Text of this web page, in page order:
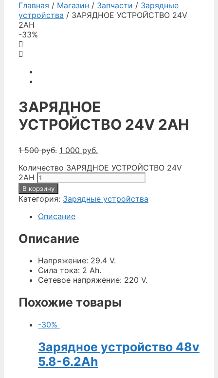
Главная / Магазин / Запчасти / Зарядные
устройства / ЗАРЯДНОЕ УСТРОЙСТВО 24V
2AH
-33%
ЗАРЯДНОЕ
УСТРОЙСТВО 24V 2AH
1 500руб. 1 000 руб.
Количество ЗАРЯДНОЕ УСТРОЙСТВО 24V
2AH
В корзину
Категория: Зарядные устройства
Описание
Описание
Напряжение: 29.4 V.
Сила тока: 2 Ah.
Сетевое напряжение: 220 V.
Похожие товары
-30%
Зарядное устройство 48v
5.8-6.2Ah